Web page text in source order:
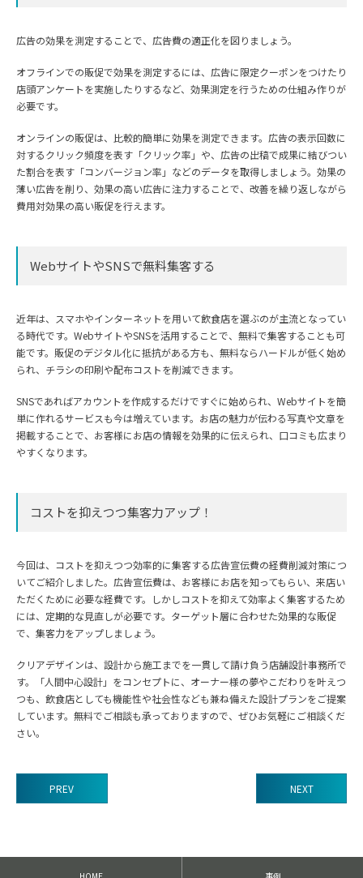
広告の効果を測定することで、広告費の適正化を図りましょう。
オフラインでの販促で効果を測定するには、広告に限定クーポンをつけたり
店頭アンケートを実施したりするなど、効果測定を行うための仕組み作りが
必要です。
オンラインの販促は、比較的簡単に効果を測定できます。広告の表示回数に
対するクリック頻度を表す「クリック率」や、広告の出稿で成果に結びつい
た割合を表す「コンバージョン率」などのデータを取得しましょう。効果の
薄い広告を削り、効果の高い広告に注力することで、改善を繰り返しながら
費用対効果の高い販促を行えます。
WebサイトやSNSで無料集客する
近年は、スマホやインターネットを用いて飲食店を選ぶのが主流となってい
る時代です。WebサイトやSNSを活用することで、無料で集客することも可
能です。販促のデジタル化に抵抗がある方も、無料ならハードルが低く始め
られ、チラシの印刷や配布コストを削減できます。
SNSであればアカウントを作成するだけですぐに始められ、Webサイトを簡
単に作れるサービスも今は増えています。お店の魅力が伝わる写真や文章を
掲載することで、お客様にお店の情報を効果的に伝えられ、口コミも広まり
やすくなります。
コストを抑えつつ集客力アップ！
今回は、コストを抑えつつ効率的に集客する広告宣伝費の経費削減対策につ
いてご紹介しました。広告宣伝費は、お客様にお店を知ってもらい、来店い
ただくために必要な経費です。しかしコストを抑えて効率よく集客するため
には、定期的な見直しが必要です。ターゲット層に合わせた効果的な販促
で、集客力をアップしましょう。
クリアデザインは、設計から施工までを一貫して請け負う店舗設計事務所で
す。「人間中心設計」をコンセプトに、オーナー様の夢やこだわりを叶えつ
つも、飲食店としても機能性や社会性なども兼ね備えた設計プランをご提案
しています。無料でご相談も承っておりますので、ぜひお気軽にご相談くだ
さい。
の
PREV NEXT